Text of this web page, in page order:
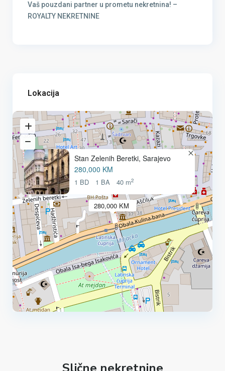
Vaš pouzdani partner u prometu nekretnina! –
ROYALTY NEKRETNINE
Lokacija
280,000 KM
Stan Zelenih Beretki, Sarajevo
280,000 KM
1 BD 1 BA 40 m2